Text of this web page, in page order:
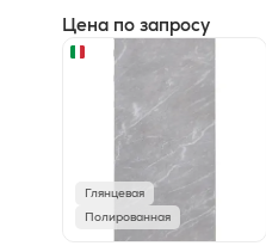
Цена по запросу
Глянцевая
Полированная